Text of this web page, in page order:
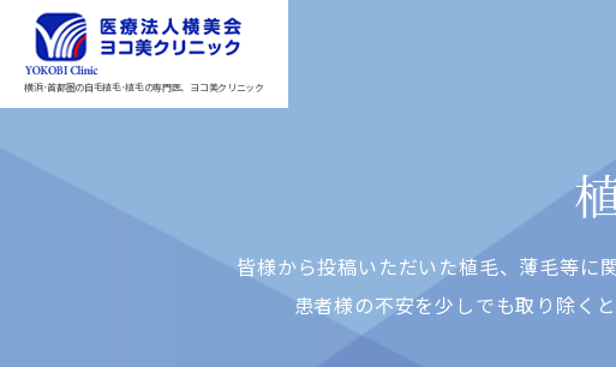
横浜･首都圏の自毛植毛･植毛の専門医、ヨコ美クリニック
皆様から投稿いただいた植⽑、薄⽑等に
患者様の不安を少しでも取り除く